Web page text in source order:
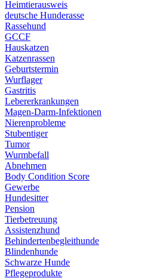
Heimtierausweis
deutsche Hunderasse
Rassehund
GCCF
Hauskatzen
Katzenrassen
Geburtstermin
Wurflager
Gastritis
Lebererkrankungen
Magen-Darm-Infektionen
Nierenprobleme
Stubentiger
Tumor
Wurmbefall
Abnehmen
Body Condition Score
Gewerbe
Hundesitter
Pension
Tierbetreuung
Assistenzhund
Behindertenbegleithunde
Blindenhunde
Schwarze Hunde
Pflegeprodukte